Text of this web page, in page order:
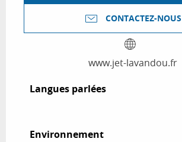
CONTACTEZ-NOUS
www.jet-lavandou.fr
Langues parlées
Langues parlées
Environnement
Environnement